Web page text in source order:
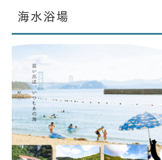
海水浴場